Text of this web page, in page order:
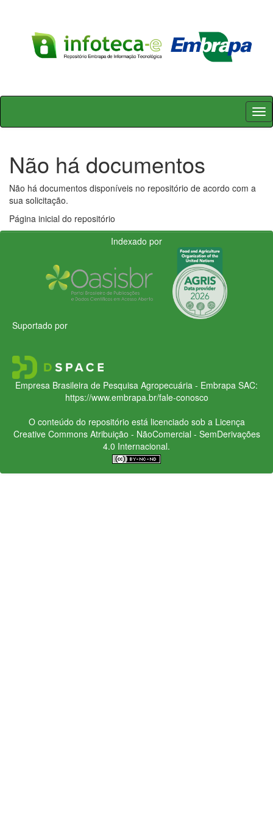
Skip
Não há documentos
Não há documentos disponíveis no repositório de acordo com a
sua solicitação.
Página inicial do repositório
Indexado por
Suportado por
Empresa Brasileira de Pesquisa Agropecuária - Embrapa SAC:
https://www.embrapa.br/fale-conosco
O conteúdo do repositório está licenciado sob a Licença
Creative CommonsAtribuição - NãoComercial - SemDerivações
4.0 Internacional.